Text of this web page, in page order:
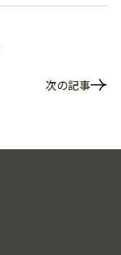
次の記事